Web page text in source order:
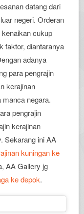
datang dari
negeri. Orderan
cukup
faktor, diantaranya
adanya
para pengrajin
kerajinan
negara.
pengrajin
kerajinan
Sekarang ini AA
kuningan ke
AA Gallery jg
ke depok.